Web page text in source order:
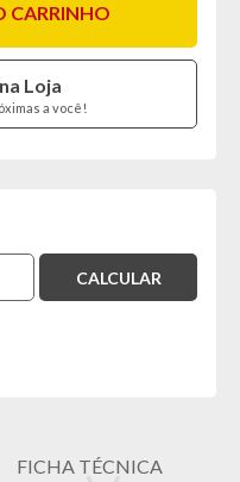
CARRINHO
Loja
a você!
FICHA TÉCNICA